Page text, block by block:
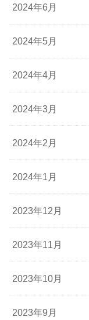
2024年6月
2024年5月
2024年4月
2024年3月
2024年2月
2024年1月
2023年12月
2023年11月
2023年10月
2023年9月